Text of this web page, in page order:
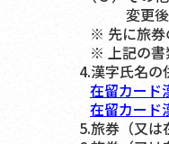
変更後の氏
※ 先に旅券の
※ 上記の書類
4.漢字氏名の
在留カード
在留カード
5.旅券（又は